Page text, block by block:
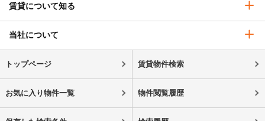
賃貸について知る
当社について
トップページ 賃貸物件検索
お気に入り物件一覧 物件閲覧履歴